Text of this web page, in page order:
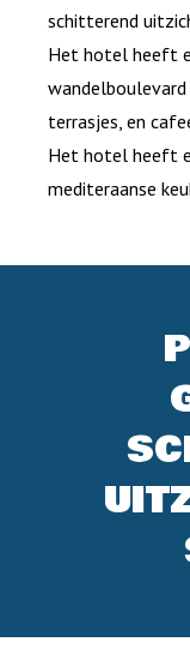
schitterend
Het hotel heeft
terrasjes, en
Het hotel heeft
mediteraanse